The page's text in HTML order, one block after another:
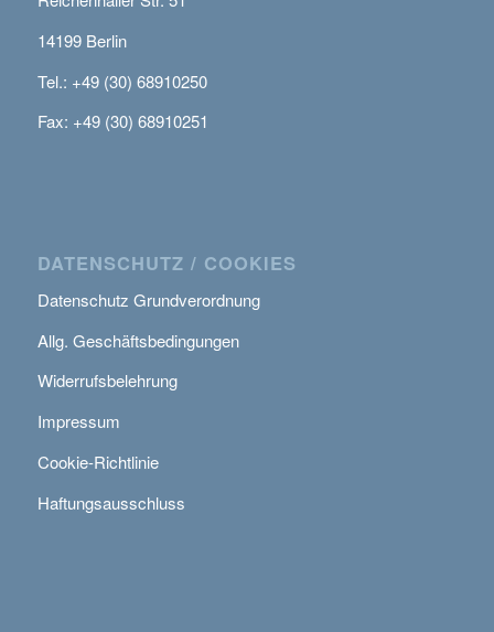
14199 Berlin
Tel.: +49 (30) 68910250
Fax: +49 (30) 68910251
DATENSCHUTZ / COOKIES
Datenschutz Grundverordnung
Allg. Geschäftsbedingungen
Widerrufsbelehrung
Impressum
Cookie-Richtlinie
Haftungsausschluss